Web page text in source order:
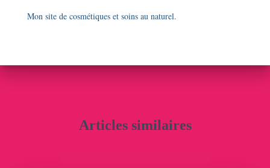
Mon site de cosmétiques et soins au naturel.
Articles similaires